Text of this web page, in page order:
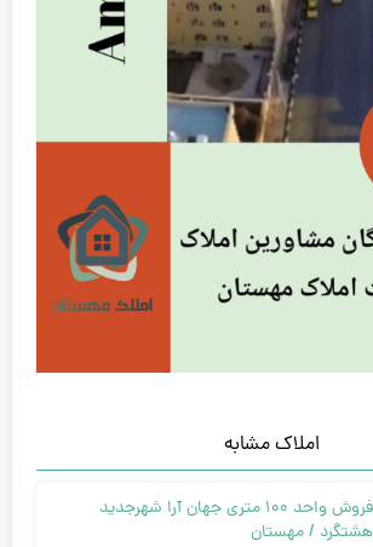
املاک مشابه
فروش واحد 100 متری جهان آرا شهرجدید
هشتگرد / مهستان